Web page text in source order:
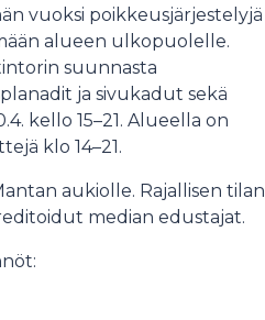
vuoksi poikkeusjärjestelyjä
alueen ulkopuolelle.
suunnasta
ja sivukadut sekä
kello 15–21. Alueella on
klo 14–21.
aukiolle. Rajallisen tilan
median edustajat.